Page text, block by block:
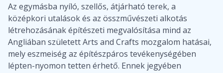
Az egymásba nyíló, szellős, átjárható terek, a
középkori utalások és az összművészeti alkotás
létrehozásának építészeti megvalósítása mind az
Angliában született Arts and Crafts mozgalom hatásai,
mely eszmeiség az építészpáros tevékenységében
lépten-nyomon tetten érhető. Ennek jegyében